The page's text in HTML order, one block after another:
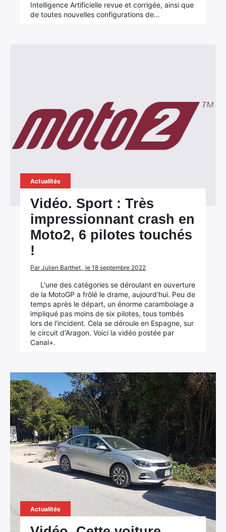
Intelligence Artificielle revue et corrigée, ainsi que
de toutes nouvelles configurations de…
Actualités
Vidéo. Sport : Très
impressionnant crash en
Moto2, 6 pilotes touchés
!
Par Julien Barthet , le 18 septembre 2022
L'une des catégories se déroulant en ouverture
de la MotoGP a frôlé le drame, aujourd'hui. Peu de
temps après le départ, un énorme carambolage a
impliqué pas moins de six pilotes, tous tombés
lors de l'incident. Cela se déroule en Espagne, sur
le circuit d'Aragon. Voici la vidéo postée par
Canal+.
Actualités